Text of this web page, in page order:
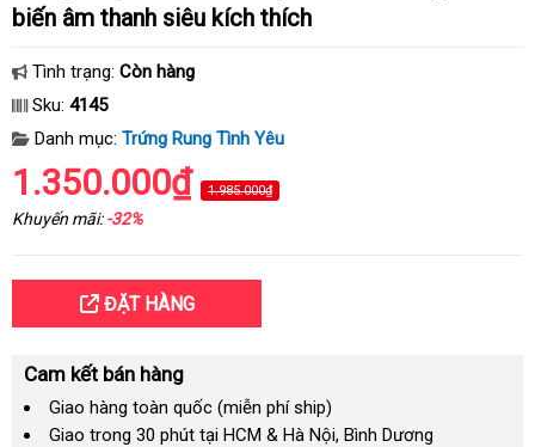
biến âm thanh siêu kích thích
Tình trạng: Còn hàng
Sku: 4145
Danh mục: Trứng Rung Tình Yêu
1.350.000₫ 1.985.000₫
Khuyến mãi:-32%
ĐẶT HÀNG
Cam kết bán hàng
Giao hàng toàn quốc (miễn phí ship)
Giao trong 30 phút tại HCM & Hà Nội, Bình Dương